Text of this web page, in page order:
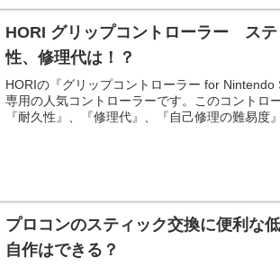
HORI グリップコントローラー ステ
性、修理代は！？
HORIの『グリップコントローラー for Nintendo
専用の人気コントローラーです。このコントロ
『耐久性』、『修理代』、『自己修理の難易度
プロコンのスティック交換に便利な
自作はできる？